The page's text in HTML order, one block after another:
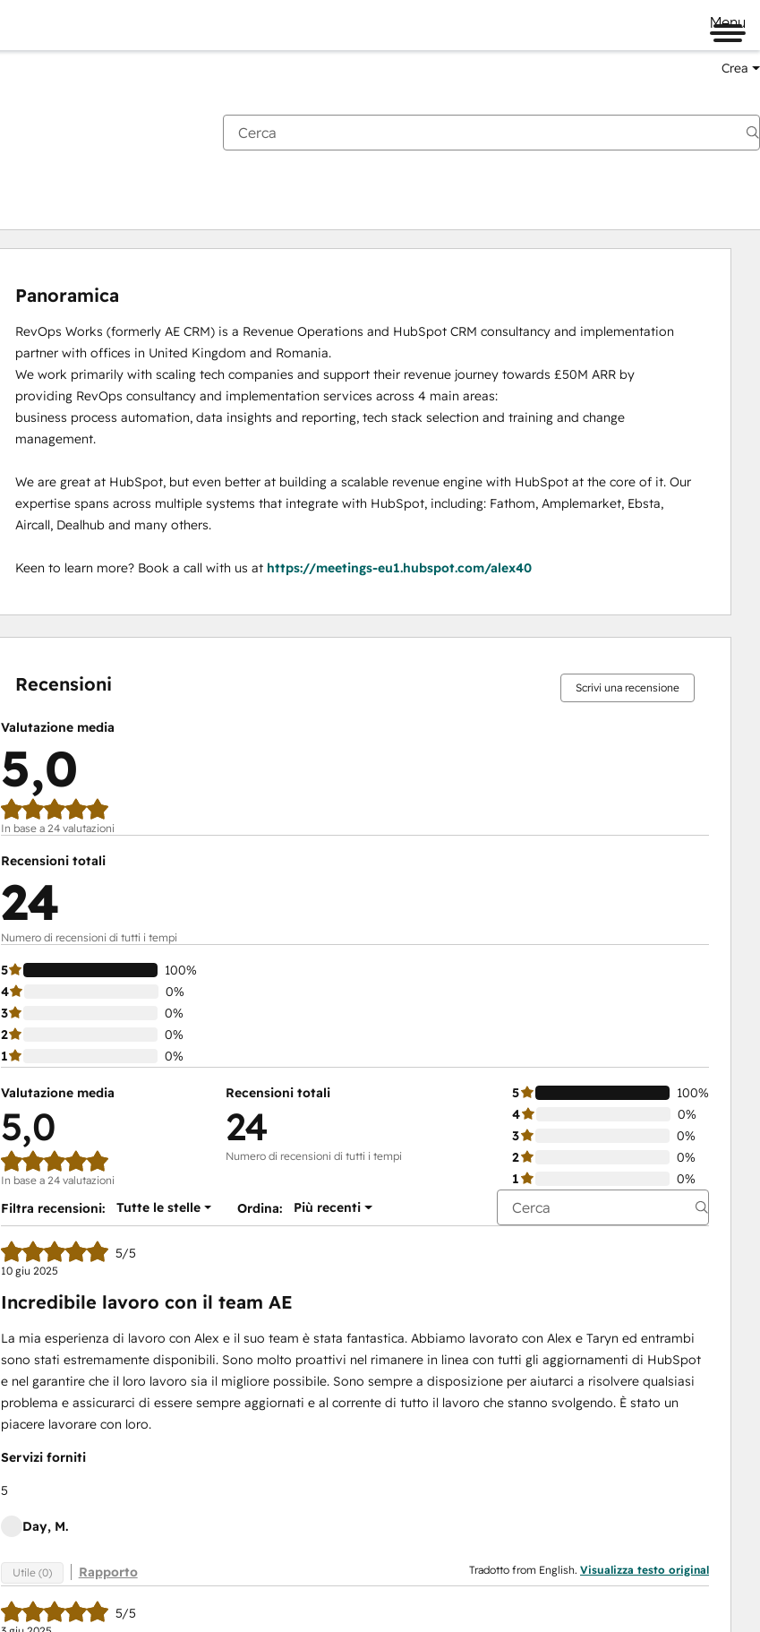
Menu
Crea
Panoramica
RevOps Works (formerly AE CRM) is a Revenue Operations and HubSpot CRM consultancy and implementation
partner with offices in United Kingdom and Romania.
We work primarily with scaling tech companies and support their revenue journey towards £50M ARR by
providing RevOps consultancy and implementation services across 4 main areas:
business process automation, data insights and reporting, tech stack selection and training and change
management.
We are great at HubSpot, but even better at building a scalable revenue engine with HubSpot at the core of it. Our
expertise spans across multiple systems that integrate with HubSpot, including: Fathom, Amplemarket, Ebsta,
Aircall, Dealhub and many others.
Keen to learn more? Book a call with us at https://meetings-eu1.hubspot.com/alex40
Recensioni Scrivi una recensione
Valutazione media
5,0
In base a 24 valutazioni
Recensioni totali
24
Numero di recensioni di tutti i tempi
5
100%
4
0%
3
0%
2
0%
1
0%
Valutazione media
5,0
In base a 24 valutazioni
Recensioni totali
24
Numero di recensioni di tutti i tempi
5
100%
100%
4
0%
3
0%
2
0%
1
0%
Filtra recensioni:
Tutte le stelle Ordina: Più recenti
5/5
10 giu 2025
Incredibile lavoro con il team AE
La mia esperienza di lavoro con Alex e il suo team è stata fantastica. Abbiamo lavorato con Alex e Taryn ed entrambi
sono stati estremamente disponibili. Sono molto proattivi nel rimanere in linea con tutti gli aggiornamenti di HubSpot
e nel garantire che il loro lavoro sia il migliore possibile. Sono sempre a disposizione per aiutarci a risolvere qualsiasi
problema e assicurarci di essere sempre aggiornati e al corrente di tutto il lavoro che stanno svolgendo. È stato un
piacere lavorare con loro.
Servizi forniti
5
Day, M.
Utile (0) Rapporto Tradotto from English. Visualizza testo original
5/5